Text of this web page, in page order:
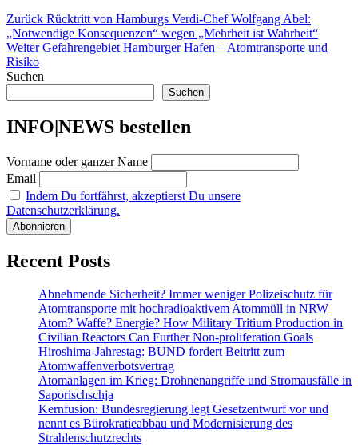
Beitragsnavigation
Zurück Vorheriger
Beitrag:
Rücktritt von Hamburgs Verdi-Chef Wolfgang Abel:
„Notwendige Konsequenzen“ wegen „Mehrheit ist Wahrheit“
Weiter Nächster
Gefahrengebiet Hamburger Hafen – Atomtransporte und
Risiko
Suchen
Suchen
INFO|NEWS bestellen
Vorname oder ganzer Name
Email
Indem Du fortfährst, akzeptierst Du unsere
Datenschutzerklärung.
Recent Posts
Abnehmende Sicherheit? Immer weniger Polizeischutz für
Atomtransporte mit hochradioaktivem Atommüll in NRW
Atom? Waffe? Energie? How Military Tritium Production in
Civilian Reactors Can Further Non-proliferation Goals
Hiroshima-Jahrestag: BUND fordert Beitritt zum
Atomwaffenverbotsvertrag
Atomanlagen im Krieg: Drohnenangriffe und Stromausfälle in
Saporischschja
Kernfusion: Bundesregierung legt Gesetzentwurf vor und
nennt es Bürokratieabbau und Modernisierung des
Strahlenschutzrechts